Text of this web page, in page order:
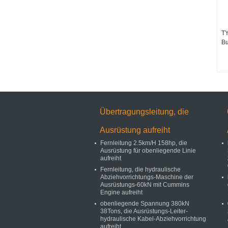
Übertragungsleitung, die
Ausrüstung aufreiht
Fernleitung 2.5km/H 158hp, die
Ausrüstung für obenliegende Linie
aufreiht
Fernleitung, die hydraulische
Abziehvorrichtungs-Maschine der
Ausrüstungs-60kN mit Cummins
Engine aufreiht
obenliegende Spannung 380kN
38Tons, die Ausrüstungs-Leiter-
hydraulische Kabel-Abziehvorrichtung
aufreiht